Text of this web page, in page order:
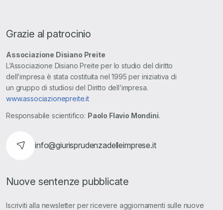
Grazie al patrocinio
Associazione Disiano Preite
L’Associazione Disiano Preite per lo studio del diritto
dell’impresa è stata costituita nel 1995 per iniziativa di
un gruppo di studiosi del Diritto dell’impresa.
www.associazionepreite.it
Responsabile scientifico: Paolo Flavio Mondini.
info@giurisprudenzadelleimprese.it
Nuove sentenze pubblicate
Iscriviti alla newsletter per ricevere aggiornamenti sulle nuove